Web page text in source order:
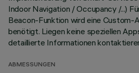
Indoor Navigation / Occupancy /...)
Beacon-Funktion wird eine Custom-
benötigt. Liegen keine speziellen
detaillierte Informationen
ABMESSUNGEN